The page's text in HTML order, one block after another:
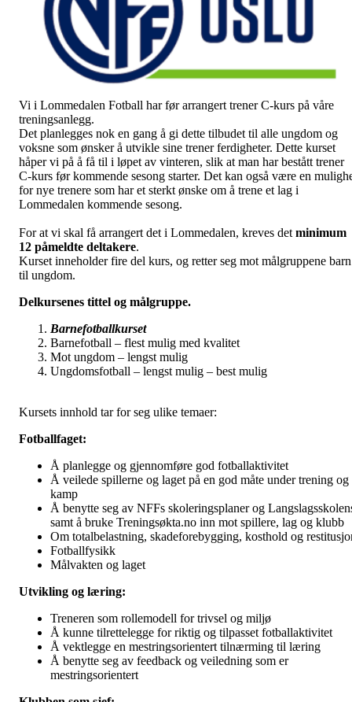
Vi i Lommedalen Fotball har før arrangert trener C-kurs på våre
treningsanlegg.
Det planlegges nok en gang å gi dette tilbudet til alle ungdom og
voksne som ønsker å utvikle sine trener ferdigheter. Dette kurset
håper vi på å få til i løpet av vinteren, slik at man har bestått trener
C-kurs før kommende sesong starter. Det kan også være en
for nye trenere som har et sterkt ønske om å trene et lag i
Lommedalen kommende sesong.
For at vi skal få arrangert det i Lommedalen, kreves det minimum
12 påmeldte deltakere.
Kurset inneholder fire del kurs, og retter seg mot målgruppene barn
til ungdom.
Delkursenes tittel og målgruppe.
Barnefotballkurset
Barnefotball – flest mulig med kvalitet
Mot ungdom – lengst mulig
Ungdomsfotball – lengst mulig – best mulig
Kursets innhold tar for seg ulike temaer:
Fotballfaget:
Å planlegge og gjennomføre god fotballaktivitet
Å veilede spillerne og laget på en god måte under trening og
kamp
Å benytte seg av NFFs skoleringsplaner og
samt å bruke Treningsøkta.no inn mot spillere, lag og klubb
Om totalbelastning, skadeforebygging, kosthold og
Fotballfysikk
Målvakten og laget
Utvikling og læring:
Treneren som rollemodell for trivsel og miljø
Å kunne tilrettelegge for riktig og tilpasset fotballaktivitet
Å vektlegge en mestringsorientert tilnærming til læring
Å benytte seg av feedback og veiledning som er
mestringsorientert